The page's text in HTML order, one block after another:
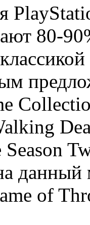
80-
Season
данный
of